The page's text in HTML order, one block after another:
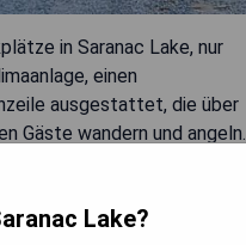
in Saranac Lake, nur
einen
ausgestattet, die über
Gäste wandern und angeln.
die Herb Brooks Arena
km von der Unterkunft.
Lake?